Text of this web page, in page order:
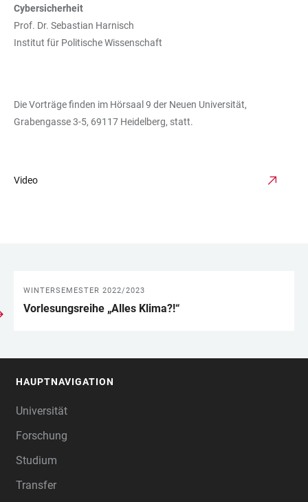
Cybersicherheit
Prof. Dr. Sebastian Harnisch
Institut für Politische Wissenschaft
Die Vorträge finden im Hörsaal 9 der Neuen Universität,
Grabengasse 3-5, 69117 Heidelberg, statt.
Video
LINKS
WINTERSEMESTER 2022/2023
Vorlesungsreihe „Alles Klima?!“
HAUPTNAVIGATION
Universität
Forschung
Studium
Transfer